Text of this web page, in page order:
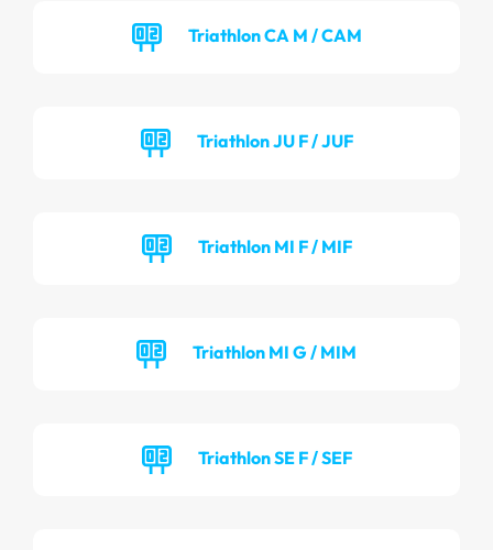
Triathlon CA M / CAM
Triathlon JU F / JUF
Triathlon MI F / MIF
Triathlon MI G / MIM
Triathlon SE F / SEF